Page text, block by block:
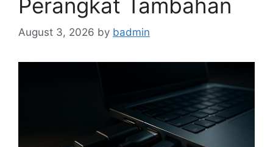
Perangkat Tambahan
August 3, 2026 by badmin